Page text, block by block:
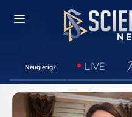
Neugierig? LIVE